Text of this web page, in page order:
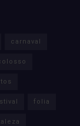
carnaval
folia